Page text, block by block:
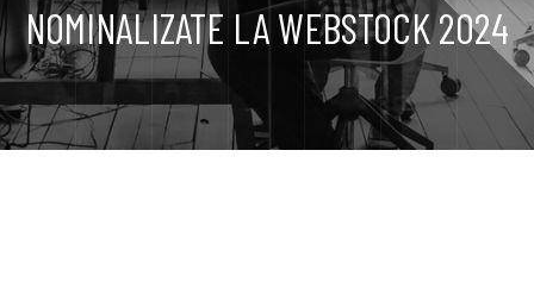
NOMINALIZATE LA WEBSTOCK 2024